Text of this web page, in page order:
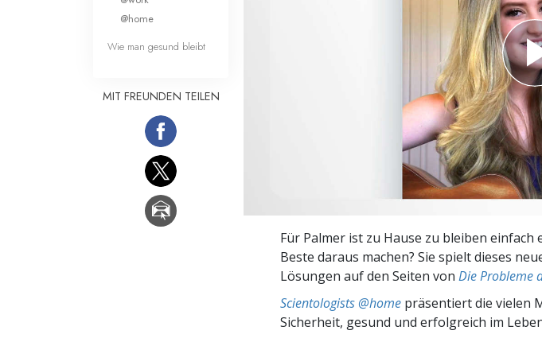
Für Palmer ist zu Hause zu bleiben einfach
Beste daraus machen? Sie spielt dieses
Lösungen auf den Seiten von Die Probleme
Scientologists @home präsentiert die vielen
Sicherheit, gesund und erfolgreich im
@home
Wie man gesund bleibt
MIT FREUNDEN TEILEN